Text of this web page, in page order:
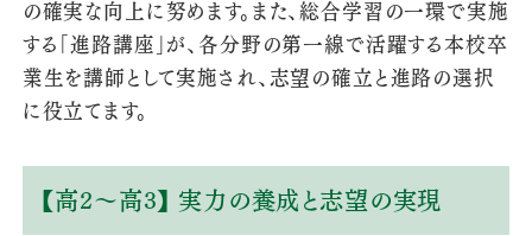
の確実な向上に努めます。また、総合学習の一環で実施
する「進路講座」が、各分野の第一線で活躍する本校卒
業生を講師として実施され、志望の確立と進路の選択
に役立てます。
【高2～高3】 実力の養成と志望の実現